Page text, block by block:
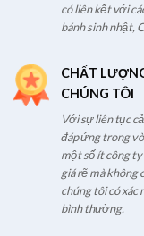
có liên kết với
bánh sinh nhật,
CHẤT
CHÚNG TÔI
Với sự liên tục
đáp ứng trong
một số ít công ty
giá rẽ mà không
chúng tôi có
bình thường.